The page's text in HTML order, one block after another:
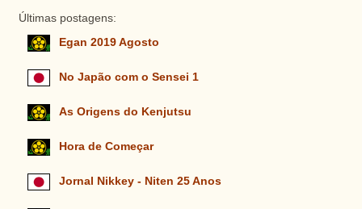
Últimas postagens:
Egan 2019 Agosto
No Japão com o Sensei 1
As Origens do Kenjutsu
Hora de Começar
Jornal Nikkey - Niten 25 Anos